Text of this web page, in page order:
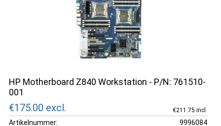
HP Motherboard Z840 Workstation - P/N: 761510-
001
€175.00 excl. €211.75 incl.
Artikelnummer:
9996084